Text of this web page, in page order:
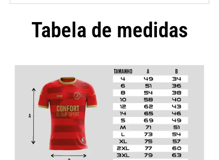
Tabela de medidas